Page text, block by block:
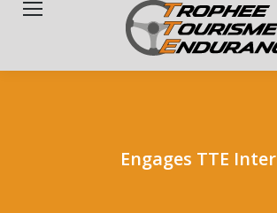
Engages TTE Inter